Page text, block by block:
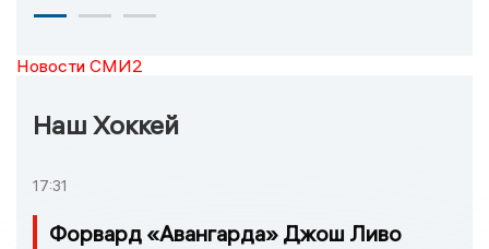
Новости СМИ2
Наш Хоккей
17:31
Форвард «Авангарда» Джош Ливо